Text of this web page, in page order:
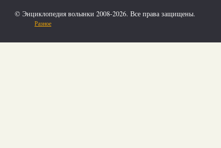
© Энциклопедия волынки 2008-2026. Все права защищены.
Разное